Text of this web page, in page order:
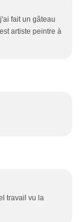
fait un gâteau
artiste peintre à
travail vu la